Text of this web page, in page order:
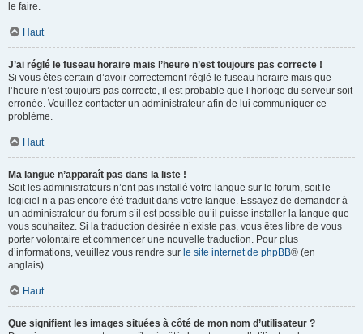
le faire.
Haut
J’ai réglé le fuseau horaire mais l’heure n’est toujours pas correcte !
Si vous êtes certain d’avoir correctement réglé le fuseau horaire mais que
l’heure n’est toujours pas correcte, il est probable que l’horloge du serveur soit
erronée. Veuillez contacter un administrateur afin de lui communiquer ce
problème.
Haut
Ma langue n’apparaît pas dans la liste !
Soit les administrateurs n’ont pas installé votre langue sur le forum, soit le
logiciel n’a pas encore été traduit dans votre langue. Essayez de demander à
un administrateur du forum s’il est possible qu’il puisse installer la langue que
vous souhaitez. Si la traduction désirée n’existe pas, vous êtes libre de vous
porter volontaire et commencer une nouvelle traduction. Pour plus
d’informations, veuillez vous rendre sur le site internet de phpBB® (en
anglais).
Haut
Que signifient les images situées à côté de mon nom d’utilisateur ?